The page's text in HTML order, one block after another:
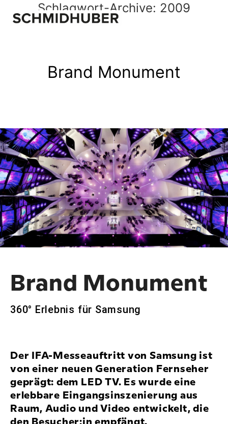
Schlagwort-Archive: 2009
Brand Monument
Brand Monument
360° Erlebnis für Samsung
Der IFA-Messeauftritt von Samsung ist
von einer neuen Generation Fernseher
geprägt: dem LED TV. Es wurde eine
erlebbare Eingangs­inszenierung aus
Raum, Audio und Video entwickelt, die